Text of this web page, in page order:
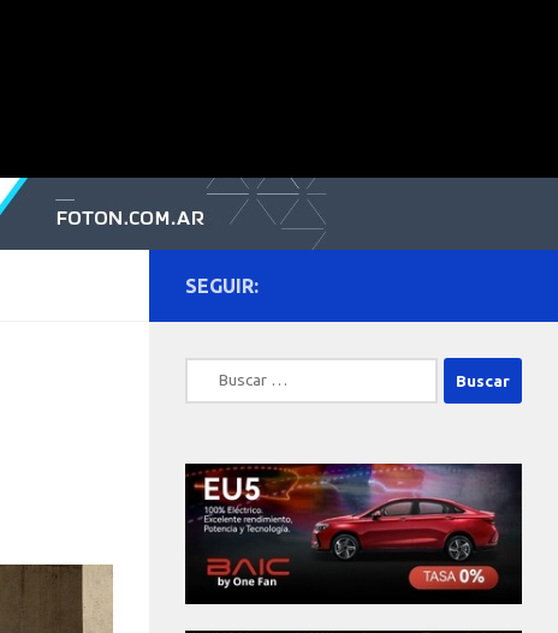
SEGUIR:
Buscar: